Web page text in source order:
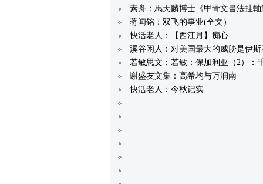
素舟：馬天麟博士《甲骨文書法挂
蒋闻铭：双飞的事业(全文）
快活老人：【西江月】痴心
溪谷闲人：对美国最大的威胁是伊
若敏思文：若敏：保加利亚（2）：
谢盛友文集：高希均与万润南
快活老人：今秋记实